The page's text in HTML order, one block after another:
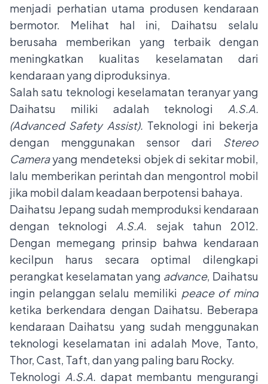
menjadi perhatian utama produsen kendaraan
bermotor. Melihat hal ini, Daihatsu selalu
berusaha memberikan yang terbaik dengan
meningkatkan kualitas keselamatan dari
kendaraan yang diproduksinya.
Salah satu teknologi keselamatan teranyar yang
Daihatsu miliki adalah teknologi A.S.A.
(Advanced Safety Assist). Teknologi ini bekerja
dengan menggunakan sensor dari Stereo
Camerayang mendeteksi objek di sekitar mobil,
lalu memberikan perintah dan mengontrol mobil
jika mobil dalam keadaan berpotensi bahaya.
Daihatsu Jepang sudah memproduksi kendaraan
dengan teknologi A.S.A.
sejak tahun 2012.
Dengan memegang prinsip bahwa kendaraan
kecilpun harus secara optimal dilengkapi
perangkat keselamatan yang advance, Daihatsu
ingin pelanggan selalu memiliki peace of mind
ketika berkendara dengan Daihatsu. Beberapa
kendaraan Daihatsu yang sudah menggunakan
teknologi keselamatan ini adalah Move, Tanto,
Thor, Cast, Taft, dan yang paling baru Rocky.
Teknologi A.S.A. dapat membantu mengurangi